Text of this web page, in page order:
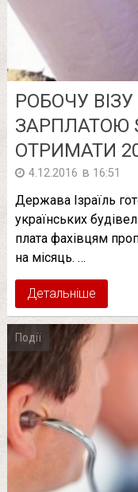
РОБОЧУ ВІЗУ
ЗАРПЛАТОЮ
ОТРИМАТИ
4.12.2016 в 16:51
Держава Ізраїль
українських
плата фахівцям
на місяць. …
Детальніше
Події